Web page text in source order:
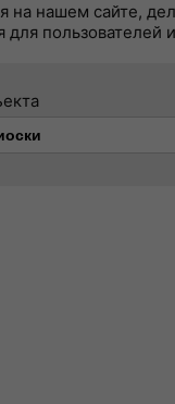
на нашем сайте,
пользователей